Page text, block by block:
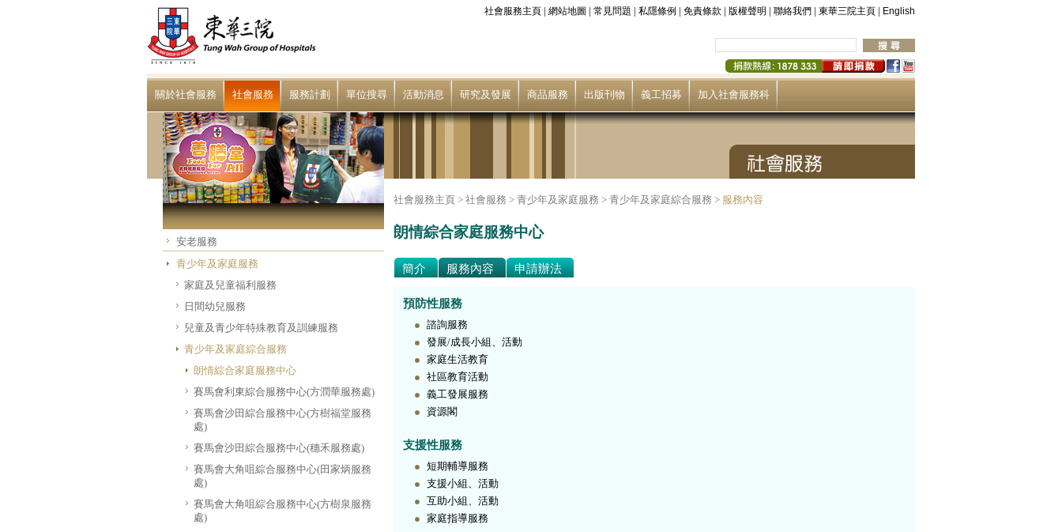
社會服務主頁 | 網站地圖 | 常見問題 | 私隱條例 | 免責條款 | 版權聲明 | 聯絡我們 | 東華三院主頁 | English
關於社會服務 社會服務 服務計劃 單位搜尋 活動消息 研究及發展 商品服務 出版刊物 義工招募 加入社會服務科
安老服務
青少年及家庭服務
家庭及兒童福利服務
日間幼兒服務
兒童及青少年特殊教育及訓練服務
青少年及家庭綜合服務
朗情綜合家庭服務中心
賽馬會利東綜合服務中心(方潤華服務處)
賽馬會沙田綜合服務中心(方樹福堂服務
處)
賽馬會沙田綜合服務中心(穗禾服務處)
賽馬會大角咀綜合服務中心(田家炳服務
處)
賽馬會大角咀綜合服務中心(方樹泉服務
處)
社會服務主頁 > 社會服務 > 青少年及家庭服務 > 青少年及家庭綜合服務 > 服務內容
朗情綜合家庭服務中心
簡介 服務內容 申請辦法
預防性服務
諮詢服務
發展/成長小組、活動
家庭生活教育
社區教育活動
義工發展服務
資源閣
支援性服務
短期輔導服務
支援小組、活動
互助小組、活動
家庭指導服務